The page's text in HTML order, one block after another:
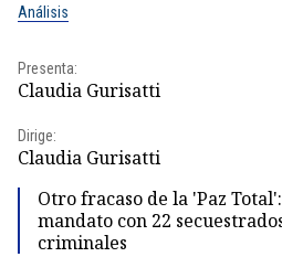
Análisis
Presenta:
Claudia Gurisatti
Dirige:
Claudia Gurisatti
Otro fracaso de la 'Paz
mandato con 22
criminales